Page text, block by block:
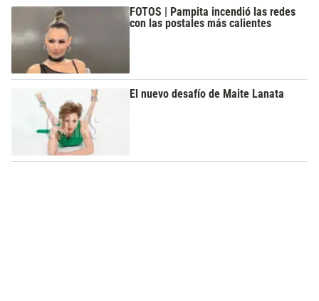
FOTOS | Pampita incendió las redes
con las postales más calientes
El nuevo desafío de Maite Lanata